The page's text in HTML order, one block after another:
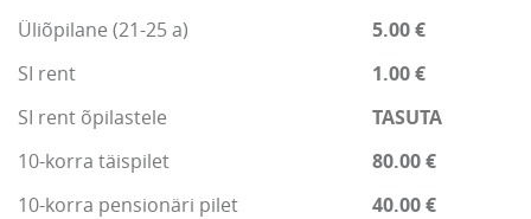
Üliõpilane (21-25 a)
5.00 €
SI rent
1.00 €
SI rent õpilastele
TASUTA
10-korra täispilet
80.00 €
10-korra pensionäri pilet
40.00 €